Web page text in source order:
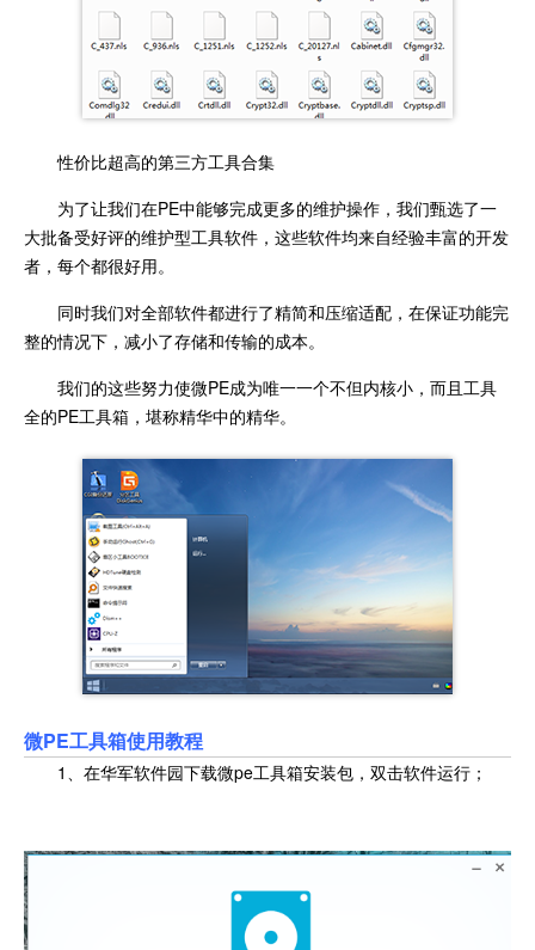
性价比超高的第三方工具合集
为了让我们在PE中能够完成更多的维护操作，我们甄选了一
大批备受好评的维护型工具软件，这些软件均来自经验丰富的开发
者，每个都很好用。
同时我们对全部软件都进行了精简和压缩适配，在保证功能完
整的情况下，减小了存储和传输的成本。
我们的这些努力使微PE成为唯一一个不但内核小，而且工具
全的PE工具箱，堪称精华中的精华。
微PE工具箱使用教程
1、在华军软件园下载微pe工具箱安装包，双击软件运行；